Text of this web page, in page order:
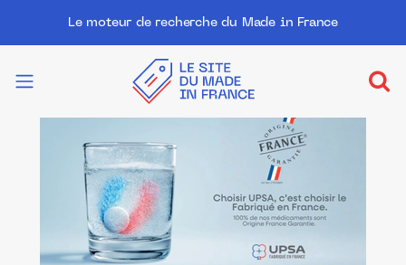
Le moteur de recherche du Made in France